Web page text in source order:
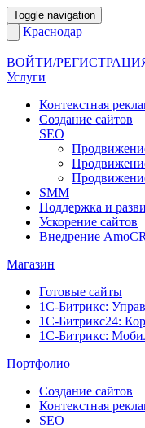
Toggle navigation
Краснодар
ВОЙТИ/
Услуги
Контекстная
Создание сайтов
SEO
SMM
Поддержка и
Ускорение сайтов
Внедрение
Магазин
Готовые сайты
1С-Битрикс:
1С-Битрикс24:
1С-Битрикс:
Портфолио
Создание сайтов
Контекстная
SEO